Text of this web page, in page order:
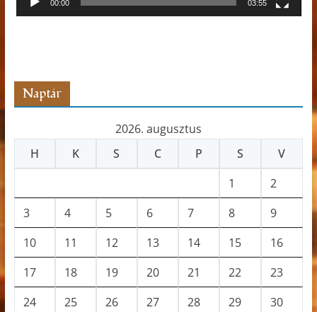
00:00 03:55
Naptár
2026. augusztus
H
K S C P S
V
1
2
3
4 5 6 7 8
9
10
11 12 13 14 15
16
17
18 19 20 21 22
23
24
25 26 27 28 29
30